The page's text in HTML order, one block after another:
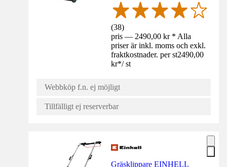
(38)
pris — 2490,00 kr * Alla
priser är inkl. moms och exkl.
fraktkostnader. per st2490,00
kr*/ st
Webbköp f.n. ej möjligt
Tillfälligt ej reserverbar
Gräsklippare EINHELL